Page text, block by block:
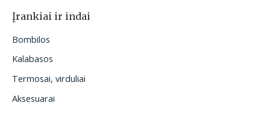
Įrankiai ir indai
Bombilos
Kalabasos
Termosai, virduliai
Aksesuarai